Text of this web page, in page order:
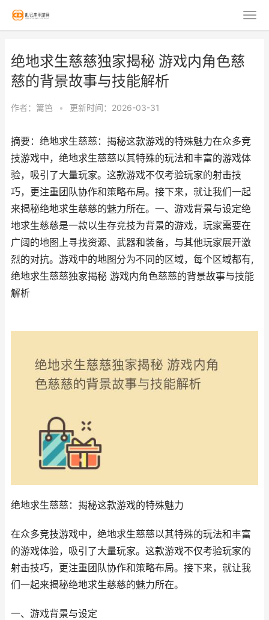
绝地求生慈慈独家揭秘 游戏内角色慈
慈的背景故事与技能解析
作者： 篱笆 • 更新时间：2026-03-31
摘要：绝地求生慈慈：揭秘这款游戏的特殊魅力在众多竞
技游戏中，绝地求生慈慈以其特殊的玩法和丰富的游戏体
验，吸引了大量玩家。这款游戏不仅考验玩家的射击技
巧，更注重团队协作和策略布局。接下来，就让我们一起
来揭秘绝地求生慈慈的魅力所在。一、游戏背景与设定绝
地求生慈慈是一款以生存竞技为背景的游戏，玩家需要在
广阔的地图上寻找资源、武器和装备，与其他玩家展开激
烈的对抗。游戏中的地图分为不同的区域，每个区域都有,
绝地求生慈慈独家揭秘 游戏内角色慈慈的背景故事与技能
解析
绝地求生慈慈：揭秘这款游戏的特殊魅力
在众多竞技游戏中，绝地求生慈慈以其特殊的玩法和丰富
的游戏体验，吸引了大量玩家。这款游戏不仅考验玩家的
射击技巧，更注重团队协作和策略布局。接下来，就让我
们一起来揭秘绝地求生慈慈的魅力所在。
一、游戏背景与设定